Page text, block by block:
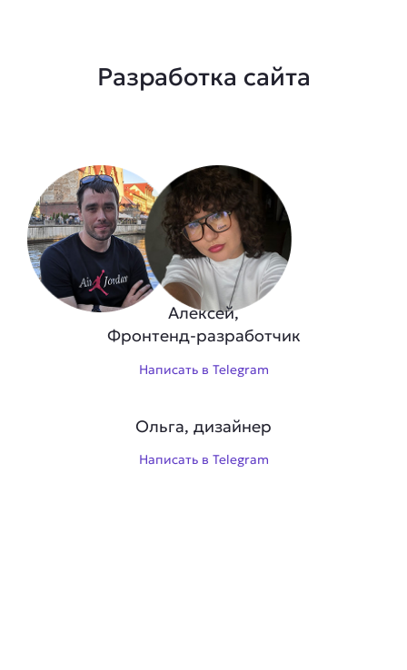
Разработка сайта
Алексей,
Фронтенд-разработчик
Написать в Telegram
Ольга, дизайнер
Написать в Telegram